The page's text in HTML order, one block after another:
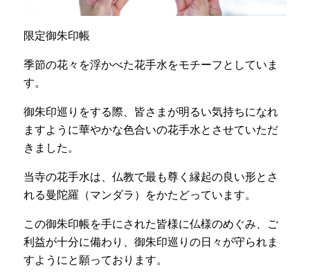
限定御朱印帳
季節の花々を浮かべた花手水をモチーフとしていま
す。
御朱印巡りをする際、皆さまが明るい気持ちになれ
ますように華やかな色合いの花手水とさせていただ
きました。
当寺の花手水は、仏教で最も尊く縁起の良い形とさ
れる曼陀羅（マンダラ）をかたどっています。
この御朱印帳を手にされた皆様に仏様のめぐみ、ご
利益が十分に備わり、御朱印巡りの日々が守られま
すようにと願っております。